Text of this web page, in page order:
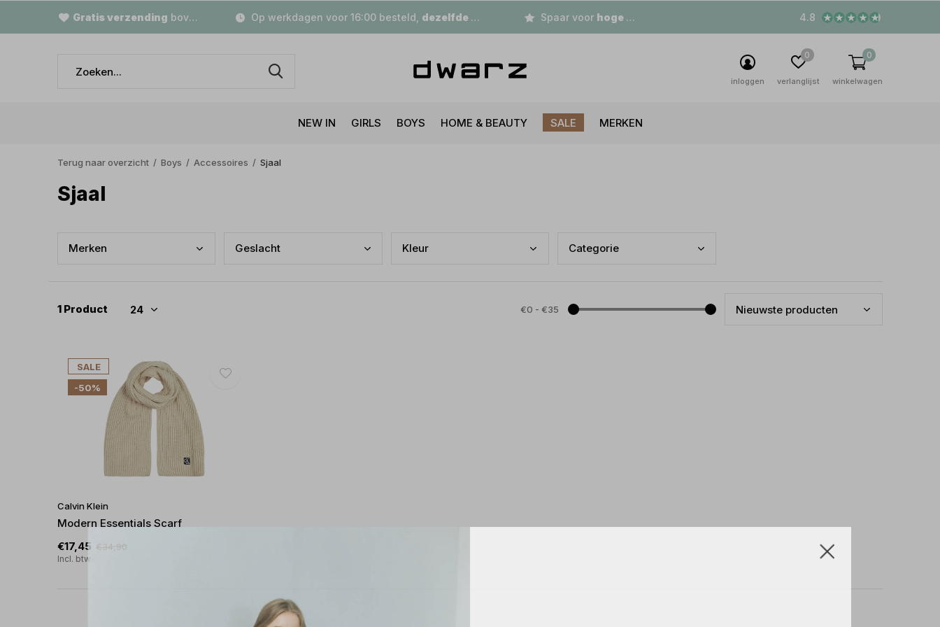
NEW IN GIRLS BOYS HOME & BEAUTY SALE MERKEN
inloggen verlanglijst
0
winkelwagen
0
Gratis verzending boven €79,- Op werkdagen voor 16:00 besteld, dezelfde dag verzondenSpaar voor hoge korting 4.8
Terug naar overzicht Boys Accessoires Sjaal
Sjaal
Merken Geslacht Kleur Categorie
1 Product €0 - €35
SALE
-50%
Calvin Klein
Modern Essentials Scarf
€17,45 €34,90
Incl. btw